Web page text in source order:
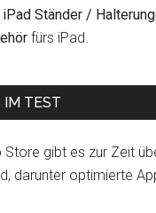
iPad Ständer /
fürs iPad.
IM TEST
Store gibt es zur Zeit
darunter optimierte